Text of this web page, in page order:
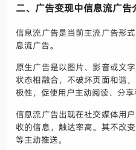
二、广告变现中信息流广告
信息流广告是当前主流广告形
息流广告。
原生广告是以图片、影音或文
状态相融合，不破坏页面和谐
极性，促使用户主动阅读、分享
信息流广告出现在社交媒体用
收的信息，触达率高。其不改
等主动推送。